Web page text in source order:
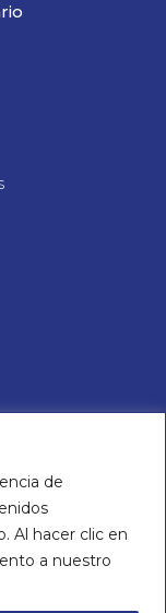
de
Al hacer clic en
a nuestro